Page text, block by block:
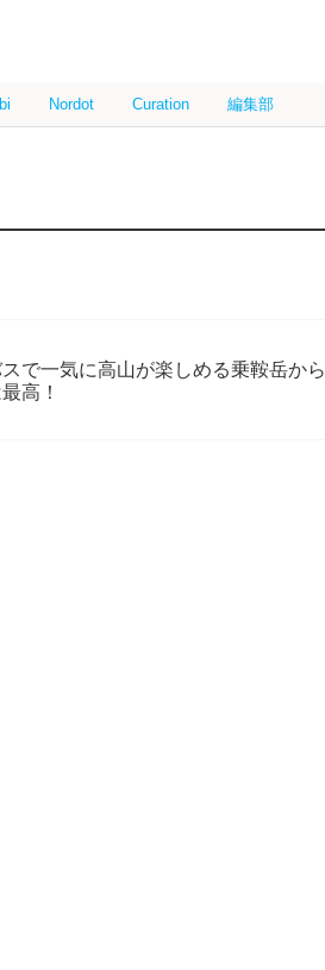
Nordot Curation 編集部
で一気に高山が楽しめる乗鞍岳から
高！